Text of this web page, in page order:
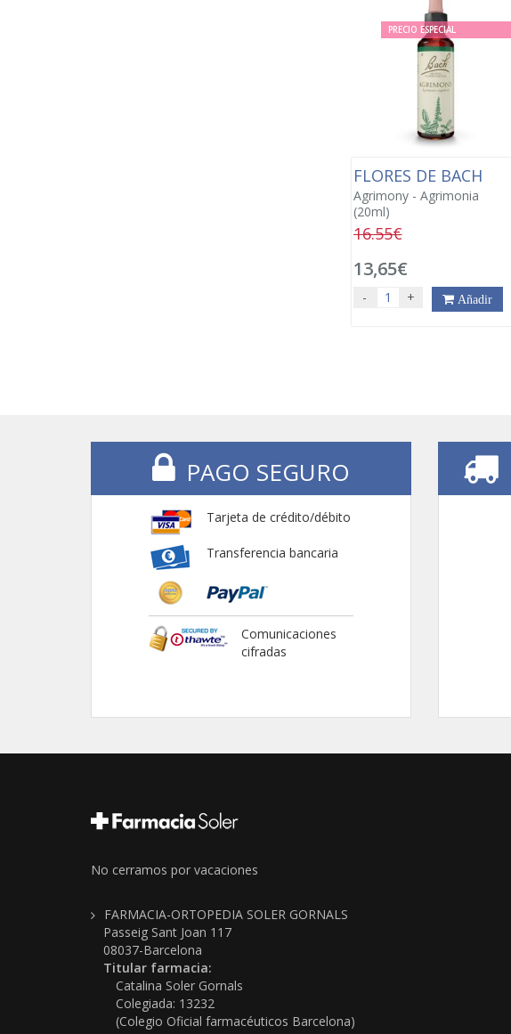
PRECIO ESPECIAL
FLORES DE BACH
Agrimony - Agrimonia
(20ml)
16.55€
13,65€
- + Añadir
PAGO SEGURO
Tarjeta de crédito/débito
Transferencia bancaria
Comunicaciones
cifradas
No cerramos por vacaciones
FARMACIA-ORTOPEDIA SOLER GORNALS
Passeig Sant Joan 117
08037-Barcelona
Titular farmacia:
Catalina Soler Gornals
Colegiada: 13232
(Colegio Oficial farmacéuticos Barcelona)